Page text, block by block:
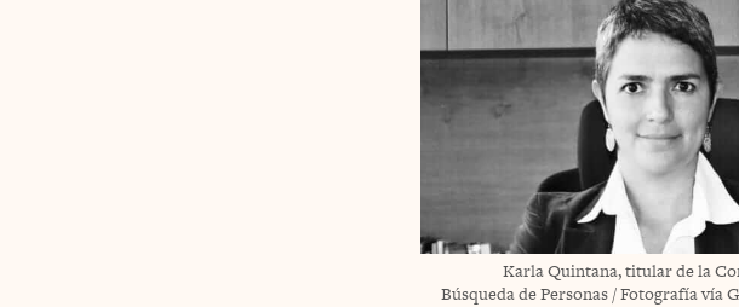
Karla Quintana, titular de la
Búsqueda de Personas / Fotografía vía